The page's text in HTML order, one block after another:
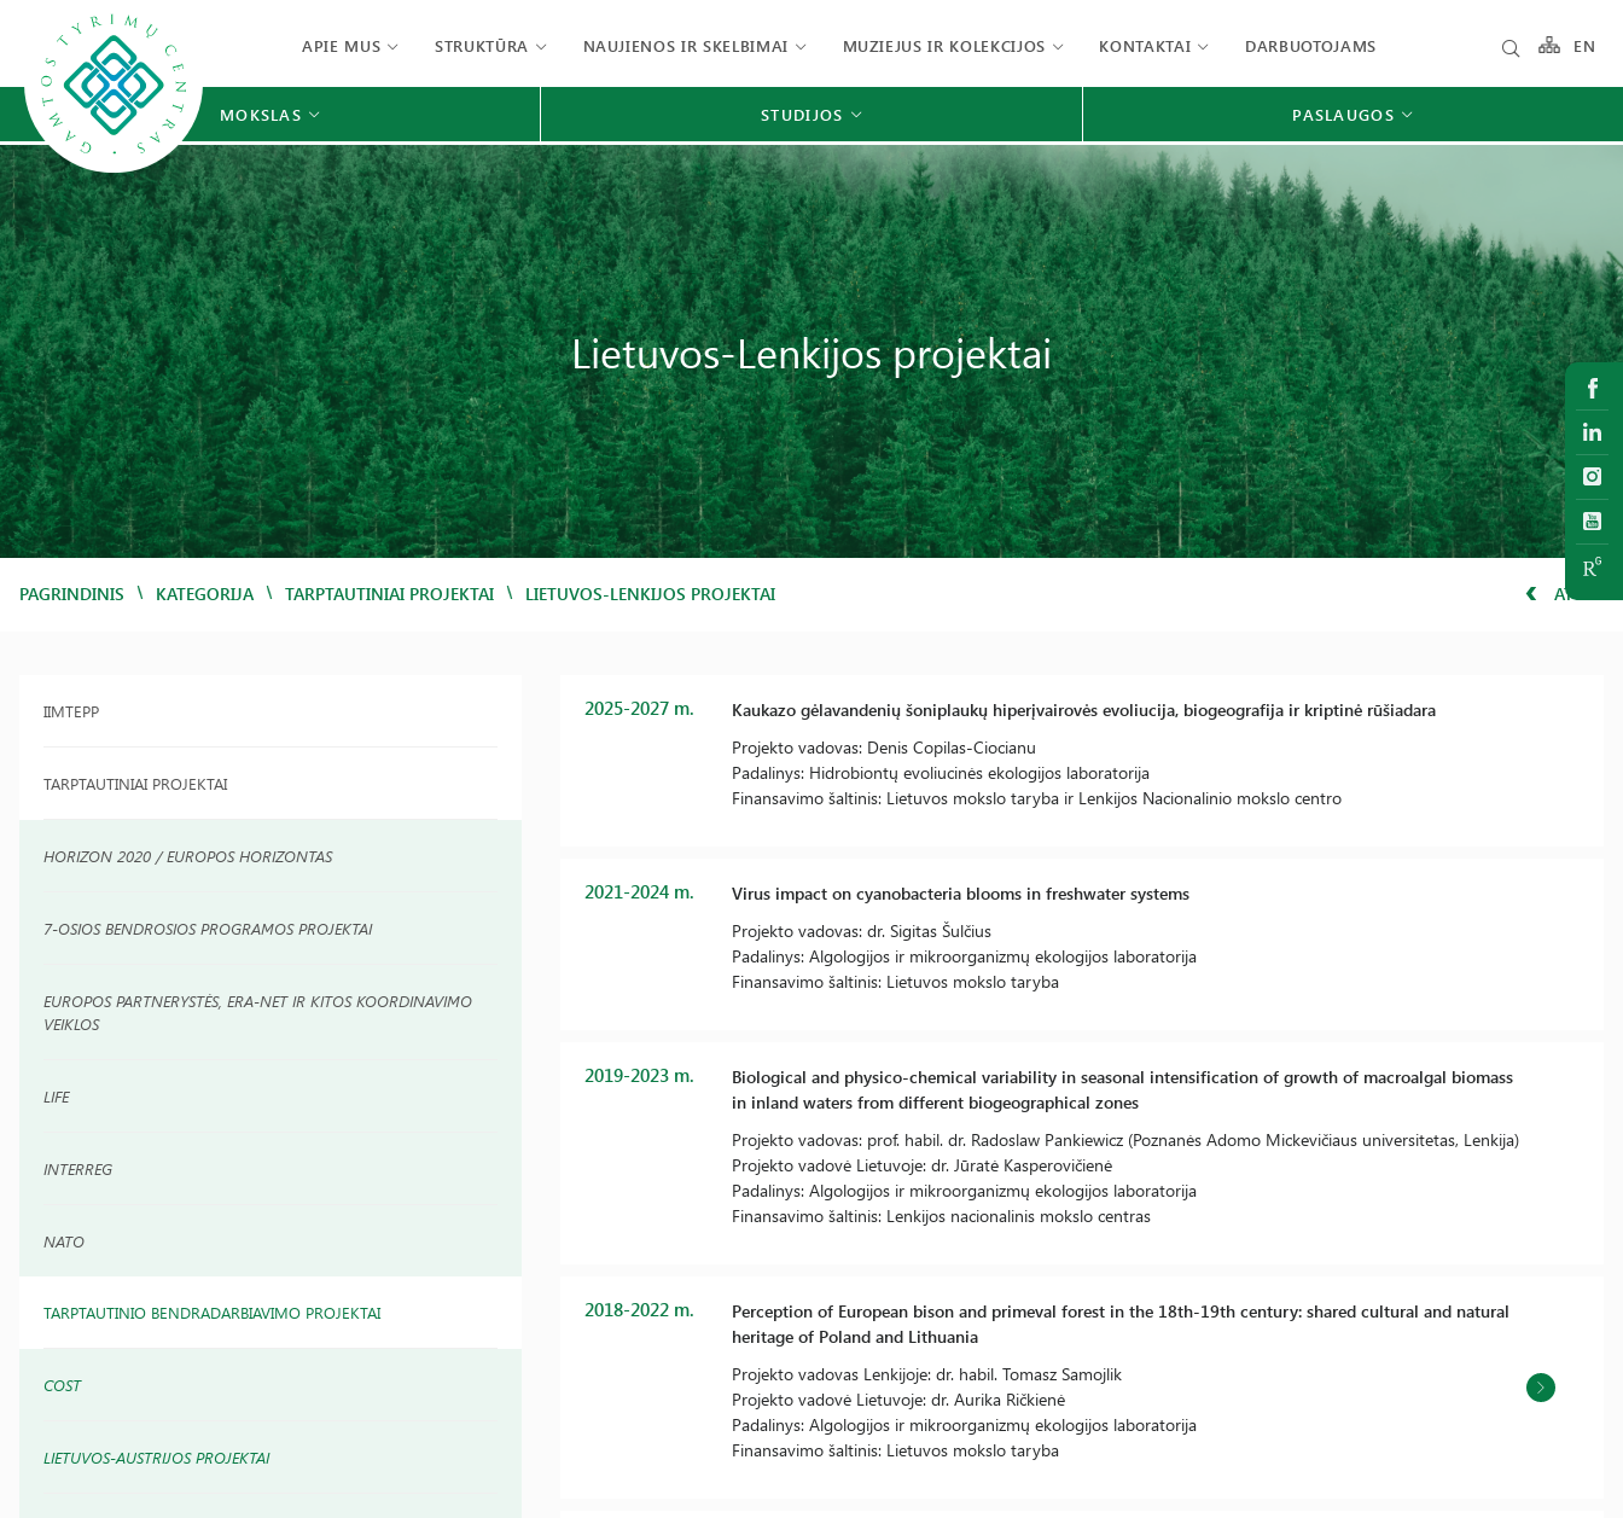
APIE MUS STRUKTŪRA NAUJIENOS IR SKELBIMAI MUZIEJUS IR KOLEKCIJOS KONTAKTAI DARBUOTOJAMS EN
MOKSLAS STUDIJOS PASLAUGOS
Lietuvos-Lenkijos projektai
PAGRINDINIS / KATEGORIJA / TARPTAUTINIAI PROJEKTAI / LIETUVOS-LENKIJOS PROJEKTAI ATGAL
IIMTEPP
TARPTAUTINIAI PROJEKTAI
HORIZON 2020 / EUROPOS HORIZONTAS
7-OSIOS BENDROSIOS PROGRAMOS PROJEKTAI
EUROPOS PARTNERYSTĖS, ERA-NET IR KITOS KOORDINAVIMO
VEIKLOS
LIFE
INTERREG
NATO
TARPTAUTINIO BENDRADARBIAVIMO PROJEKTAI
COST
LIETUVOS-AUSTRIJOS PROJEKTAI
2025-2027 m.
Kaukazo gėlavandenių šoniplaukų hiperįvairovės evoliucija, biogeografija ir kriptinė rūšiadara
Projekto vadovas: Denis Copilas-Ciocianu
Padalinys: Hidrobiontų evoliucinės ekologijos laboratorija
Finansavimo šaltinis: Lietuvos mokslo taryba ir Lenkijos Nacionalinio mokslo centro
2021-2024 m.
Virus impact on cyanobacteria blooms in freshwater systems
Projekto vadovas: dr. Sigitas Šulčius
Padalinys: Algologijos ir mikroorganizmų ekologijos laboratorija
Finansavimo šaltinis: Lietuvos mokslo taryba
2019-2023 m.
Biological and physico-chemical variability in seasonal intensification of growth of macroalgal biomass
in inland waters from different biogeographical zones
Projekto vadovas: prof. habil. dr. Radoslaw Pankiewicz (Poznanės Adomo Mickevičiaus universitetas, Lenkija)
Projekto vadovė Lietuvoje: dr. Jūratė Kasperovičienė
Padalinys: Algologijos ir mikroorganizmų ekologijos laboratorija
Finansavimo šaltinis: Lenkijos nacionalinis mokslo centras
2018-2022 m.
Perception of European bison and primeval forest in the 18th-19th century: shared cultural and natural
heritage of Poland and Lithuania
Projekto vadovas Lenkijoje: dr. habil. Tomasz Samojlik
Projekto vadovė Lietuvoje: dr. Aurika Ričkienė
Padalinys: Algologijos ir mikroorganizmų ekologijos laboratorija
Finansavimo šaltinis: Lietuvos mokslo taryba